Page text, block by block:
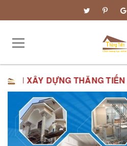
TIẾN XIN KÍNH CHÀO QUÝ VỊ.